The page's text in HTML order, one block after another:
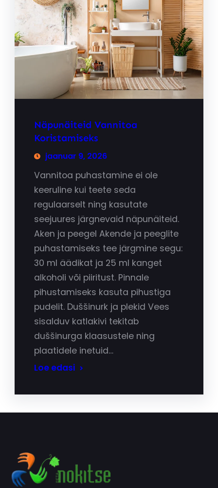
Näpunäiteid Vannitoa
Koristamiseks
jaanuar 9, 2026
Vannitoa puhastamine ei ole
keeruline kui teete seda
regulaarselt ning kasutate
seejuures järgnevaid näpunäiteid.
Aken ja peegel Akende ja peeglite
puhastamiseks tee järgmine segu:
30 ml äädikat ja 25 ml kanget
alkoholi või piiritust. Pinnale
pihustamiseks kasuta pihustiga
pudelit. Duššinurk ja plekid Vees
sisalduv katlakivi tekitab
duššinurga klaasustele ning
plaatidele inetuid…
Loe edasi